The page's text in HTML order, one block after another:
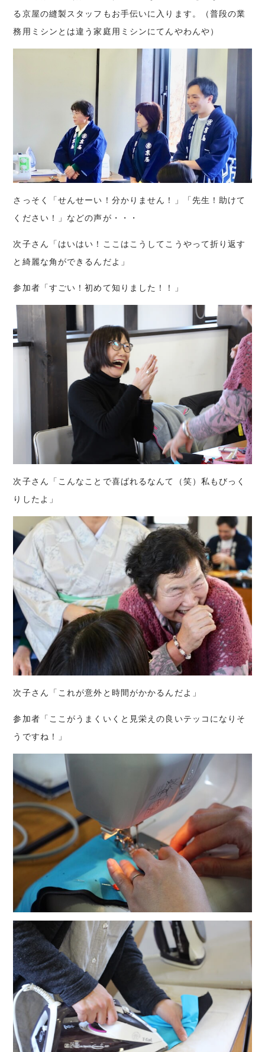
る京屋の縫製スタッフもお手伝いに入ります。（普段の業
務用ミシンとは違う家庭用ミシンにてんやわんや）
さっそく「せんせーい！分かりません！」「先生！助けて
ください！」などの声が・・・
次子さん「はいはい！ここはこうしてこうやって折り返す
と綺麗な角ができるんだよ」
参加者「すごい！初めて知りました！！」
次子さん「こんなことで喜ばれるなんて（笑）私もびっく
りしたよ」
次子さん「これが意外と時間がかかるんだよ」
参加者「ここがうまくいくと見栄えの良いテッコになりそ
うですね！」